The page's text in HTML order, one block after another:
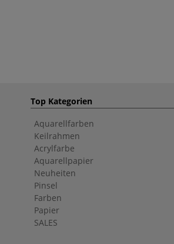
Top Kategorien
Aquarellfarben
Keilrahmen
Acrylfarbe
Aquarellpapier
Neuheiten
Pinsel
Farben
Papier
SALES